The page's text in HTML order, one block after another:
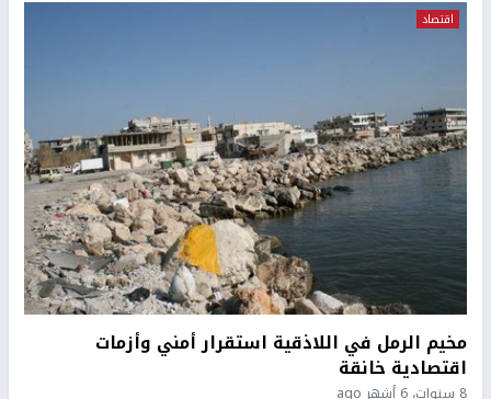
اقتصاد
مخيم الرمل في اللاذقية استقرار أمني وأزمات
اقتصادية خانقة